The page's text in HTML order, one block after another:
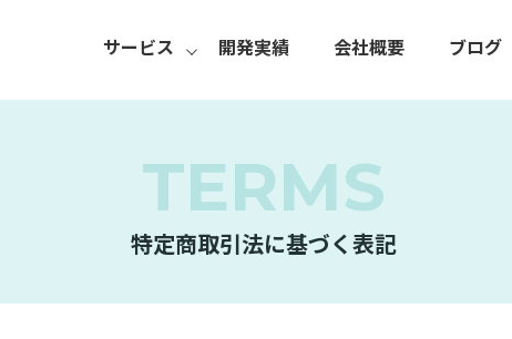
サービス 開発実績 会社概要 ブログ
TERMS
特定商取引法に基づく表記